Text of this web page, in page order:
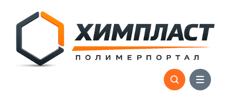
content